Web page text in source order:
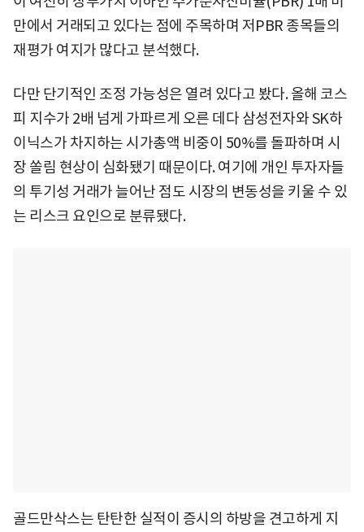
만에서 거래되고 있다는 점에 주목하며 저PBR 종목들의
재평가 여지가 많다고 분석했다.
다만 단기적인 조정 가능성은 열려 있다고 봤다. 올해 코스
피 지수가 2배 넘게 가파르게 오른 데다 삼성전자와 SK하
이닉스가 차지하는 시가총액 비중이 50%를 돌파하며 시
장 쏠림 현상이 심화됐기 때문이다. 여기에 개인 투자자들
의 투기성 거래가 늘어난 점도 시장의 변동성을 키울 수 있
는 리스크 요인으로 분류됐다.
골드만삭스는 탄탄한 실적이 증시의 하방을 견고하게 지